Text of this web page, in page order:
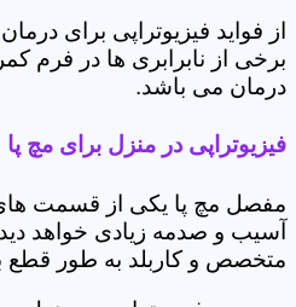
از فواید فیزیوتراپی برای
برخی از نابرابری ها در
درمان می باشد.
فیزیوتراپی در منزل برای مچ پا
مفصل مچ پا یکی از قسمت های
آسیب و صدمه زیادی خواهد
متخصص و کاربلد به طور قطع